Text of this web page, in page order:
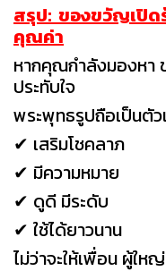
สรุป: ของขวัญเปิด
คุณค่า
หากคุณกำลังมองหา
ประทับใจ
พระพุทธรูปถือเป็นตั
✔ เสริมโชคลาภ
✔ มีความหมาย
✔ ดูดี มีระดับ
✔ ใช้ได้ยาวนาน
ไม่ว่าจะให้เพื่อน ผู้ให